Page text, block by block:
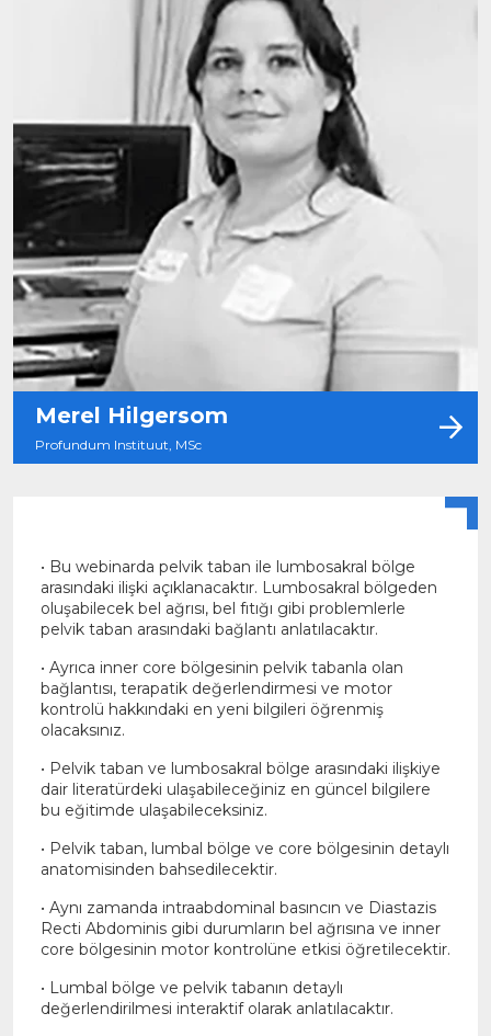
Merel Hilgersom
Profundum Instituut, MSc
• Bu webinarda pelvik taban ile lumbosakral bölge
arasındaki ilişki açıklanacaktır. Lumbosakral bölgeden
oluşabilecek bel ağrısı, bel fıtığı gibi problemlerle
pelvik taban arasındaki bağlantı anlatılacaktır.
• Ayrıca inner core bölgesinin pelvik tabanla olan
bağlantısı, terapatik değerlendirmesi ve motor
kontrolü hakkındaki en yeni bilgileri öğrenmiş
olacaksınız.
• Pelvik taban ve lumbosakral bölge arasındaki ilişkiye
dair literatürdeki ulaşabileceğiniz en güncel bilgilere
bu eğitimde ulaşabileceksiniz.
• Pelvik taban, lumbal bölge ve core bölgesinin detaylı
anatomisinden bahsedilecektir.
• Aynı zamanda intraabdominal basıncın ve Diastazis
Recti Abdominis gibi durumların bel ağrısına ve inner
core bölgesinin motor kontrolüne etkisi öğretilecektir.
• Lumbal bölge ve pelvik tabanın detaylı
değerlendirilmesi interaktif olarak anlatılacaktır.